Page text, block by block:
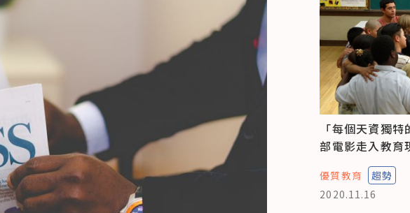
「每個天資獨
部電影走入教育
優質教育
趨勢
2020.11.16